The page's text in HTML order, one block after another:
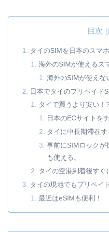
目次
タイのSIMを日本のスマ
海外のSIMが使えるス
海外のSIMが使えな
日本でタイのプリペイド
タイで買うより安い！
日本のECサイトを
タイに中長期滞在す
事前にSIMロックが
も使える。
タイの空港到着後すぐ
タイの現地でもプリペイ
最近はeSIMも便利！